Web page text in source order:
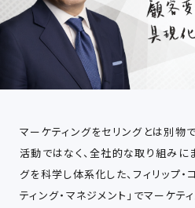
マーケティングをセリングとは別物
活動ではなく、全社的な取り組みに
グを科学し体系化した、フィリップ・
ティング・マネジメント」でマーケテ